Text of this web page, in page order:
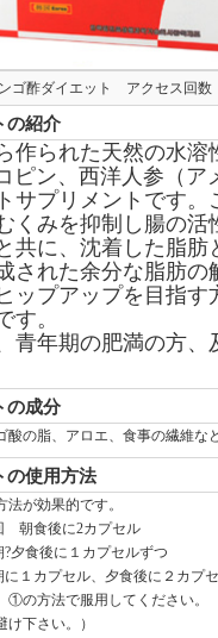
ゴ酢ダイエット アクセス回数
の紹介
作られた天然の水溶
ピン、西洋人参（
サプリメントです。
くみを抑制し腸の活
共に、沈着した脂肪
された余分な脂肪の
ップアップを目指
す。
青年期の肥満の方
の成分
酸の脂、アロエ、食事の繊維な
の使用方法
が効果的です。
朝食後に2カプセル
夕食後に１カプセルずつ
１カプセル、夕食後に２カプセ
①の方法で服用してください。
下さい。）